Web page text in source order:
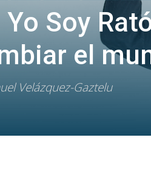
Yo Soy
el
Velázquez-Gaztelu